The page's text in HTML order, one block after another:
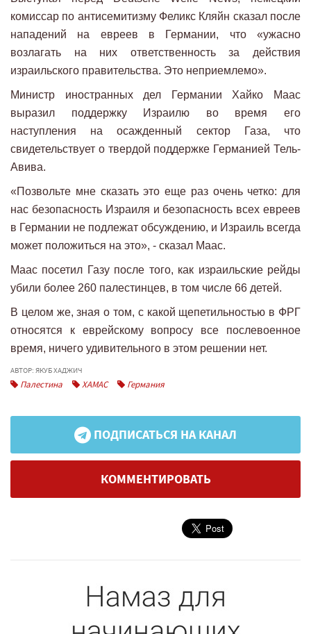
комиссар по антисемитизму Феликс Кляйн сказал после
нападений на евреев в Германии, что «ужасно
возлагать на них ответственность за действия
израильского правительства. Это неприемлемо».
Министр иностранных дел Германии Хайко Маас
выразил поддержку Израилю во время его
наступления на осажденный сектор Газа, что
свидетельствует о твердой поддержке Германией Тель-
Авива.
«Позвольте мне сказать это еще раз очень четко: для
нас безопасность Израиля и безопасность всех евреев
в Германии не подлежат обсуждению, и Израиль всегда
может положиться на это», - сказал Маас.
Маас посетил Газу после того, как израильские рейды
убили более 260 палестинцев, в том числе 66 детей.
В целом же, зная о том, с какой щепетильностью в ФРГ
относятся к еврейскому вопросу все послевоенное
время, ничего удивительного в этом решении нет.
АВТОР: ЯКУБ ХАДЖИЧ
Палестина ХАМАС Германия
ПОДПИСАТЬСЯ НА КАНАЛ
КОММЕНТИРОВАТЬ